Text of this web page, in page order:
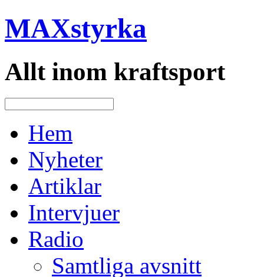
MAXstyrka
Allt inom kraftsport
Hem
Nyheter
Artiklar
Intervjuer
Radio
Samtliga avsnitt